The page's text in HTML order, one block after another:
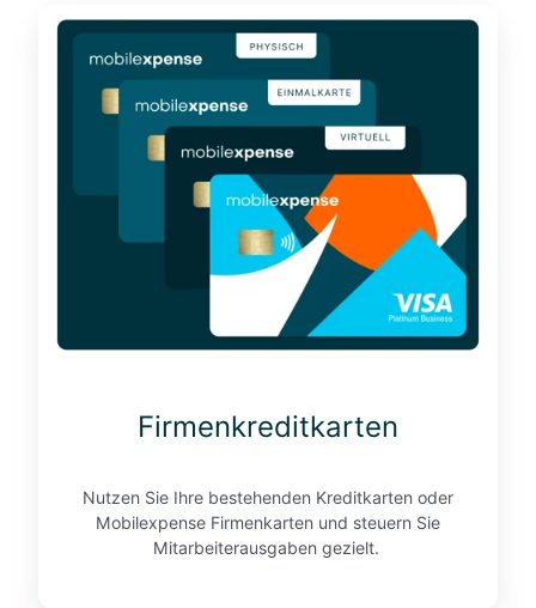
F
i
r
m
e
n
k
e
d
t
r
n
Firmenkreditkarten
Nutzen Sie Ihre bestehenden Kreditkarten oder
Mobilexpense Firmenkarten und steuern Sie
Mitarbeiterausgaben gezielt.